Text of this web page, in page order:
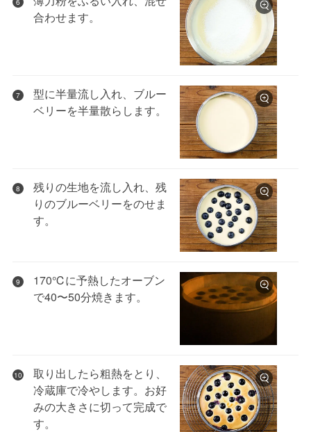
6
合わせます。
7
型に半量流し入れ、ブルー
ベリーを半量散らします。
8
残りの生地を流し入れ、残
りのブルーベリーをのせま
す。
9
170℃に予熱したオーブン
で40〜50分焼きます。
10
取り出したら粗熱をとり、
冷蔵庫で冷やします。お好
みの大きさに切って完成で
す。